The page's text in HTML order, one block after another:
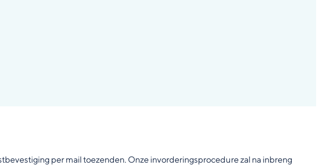
per mail toezenden. Onze invorderingsprocedure zal na inbreng